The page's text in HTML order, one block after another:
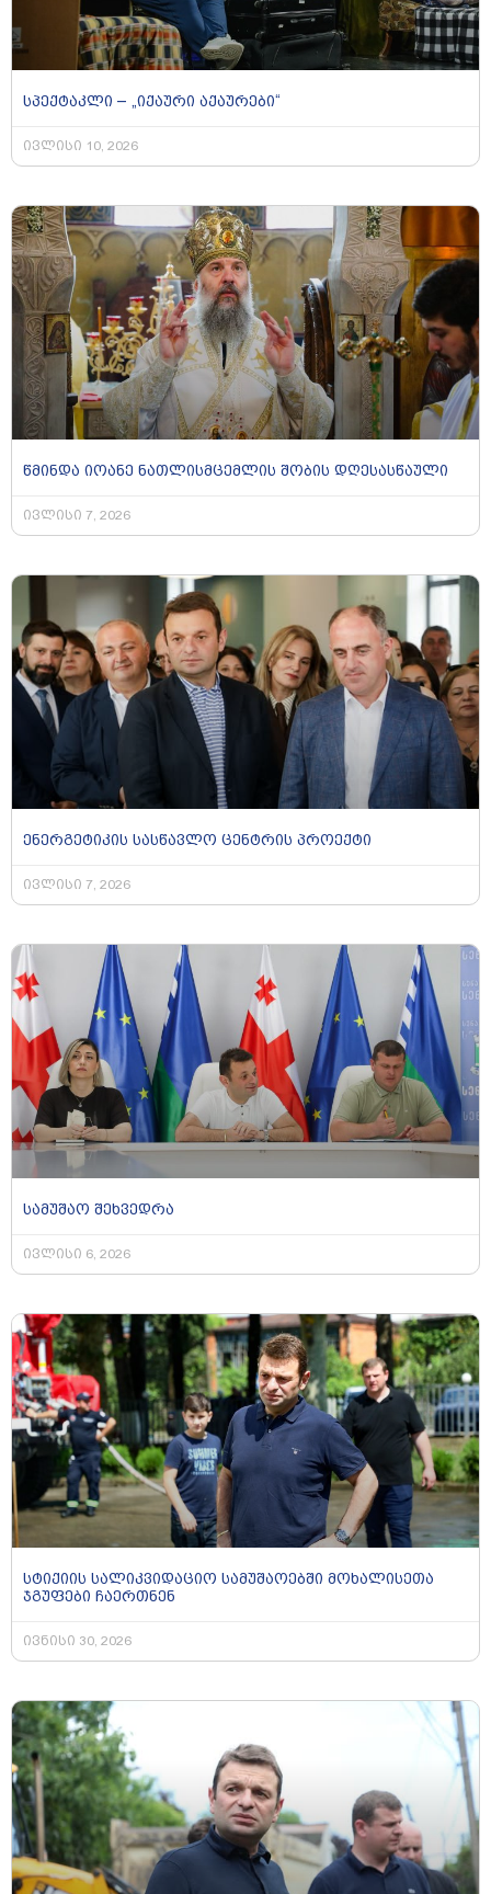
სპექტაკლი – „იქაური აქაურები“
ივლისი 10, 2026
წმინდა იოანე ნათლისმცემლის შობის დღესასწაული
ივლისი 7, 2026
ენერგეტიკის სასწავლო ცენტრის პროექტი
ივლისი 7, 2026
სამუშაო შეხვედრა
ივლისი 6, 2026
სტიქიის სალიკვიდაციო სამუშაოებში მოხალისეთა
ჯგუფები ჩაერთნენ
ივნისი 30, 2026